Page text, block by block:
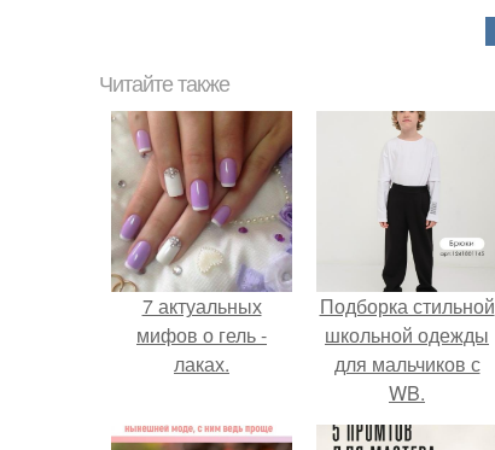
Читайте также
7 актуальных
мифов о гель -
лаках.
Подборка стильной
школьной одежды
для мальчиков с
WB.